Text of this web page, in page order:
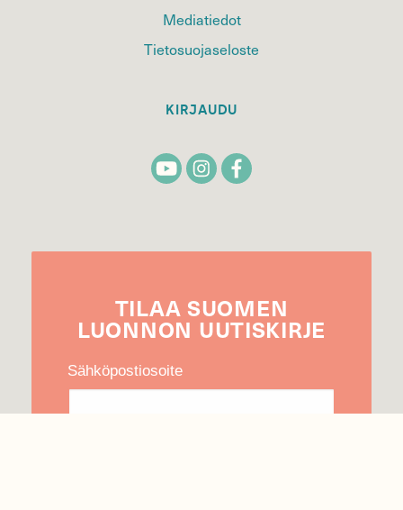
Mediatiedot
Tietosuojaseloste
KIRJAUDU
TILAA SUOMEN
LUONNON UUTIS­KIRJE
Sähköpostiosoite